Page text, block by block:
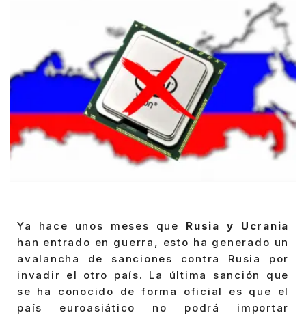
Ya hace unos meses que
Rusia y Ucrania
han entrado en guerra, esto ha generado un
avalancha de sanciones contra Rusia por
invadir el otro país. La última sanción que
se ha conocido de forma oficial es que el
país euroasiático no podrá importar